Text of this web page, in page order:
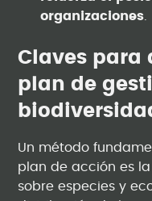
organizaciones
Claves para
plan de
Un método
plan de acción es
sobre especies y